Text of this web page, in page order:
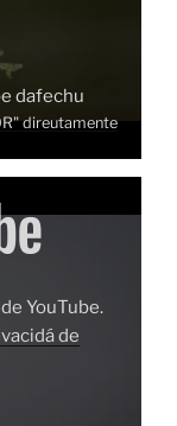
dafechu
direutamente
YouTube.
de